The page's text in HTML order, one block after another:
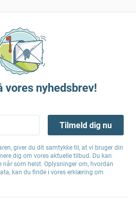
vores nyhedsbrev!
Tilmeld dig nu
giver du dit samtykke til, at vi bruger din
dig om vores aktuelle tilbud. Du kan
som helst. Oplysninger om, hvordan
kan du finde i vores erklæring om